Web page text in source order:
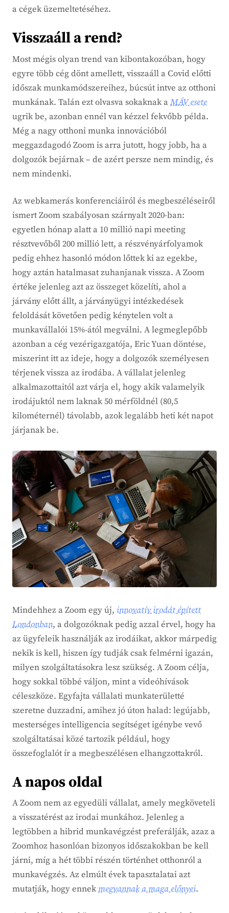
a cégek üzemeltetéséhez.
Visszaáll a rend?
Most mégis olyan trend van kibontakozóban, hogy
egyre több cég dönt amellett, visszaáll a Covid előtti
időszak munkamódszereihez, búcsút intve az otthoni
munkának. Talán ezt olvasva sokaknak aMÁV esete
ugrik be, azonban ennél van kézzel fekvőbb példa.
Még a nagy otthoni munka innovációból
meggazdagodó Zoom is arra jutott, hogy jobb, ha a
dolgozók bejárnak – de azért persze nem mindig, és
nem mindenki.
Az webkamerás konferenciáiról és megbeszéléseiről
ismert Zoom szabályosan szárnyalt 2020-ban:
egyetlen hónap alatt a 10 millió napi meeting
résztvevőből 200 millió lett, a részvényárfolyamok
pedig ehhez hasonló módon lőttek ki az egekbe,
hogy aztán hatalmasat zuhanjanak vissza. A Zoom
értéke jelenleg azt az összeget közelíti, ahol a
járvány előtt állt, a járványügyi intézkedések
feloldását követően pedig kénytelen volt a
munkavállalói 15%-ától megválni. A legmeglepőbb
azonban a cég vezérigazgatója, Eric Yuan döntése,
miszerint itt az ideje, hogy a dolgozók személyesen
térjenek vissza az irodába. A vállalat jelenleg
alkalmazottaitól azt várja el, hogy akik valamelyik
irodájuktól nem laknak 50 mérföldnél (80,5
kilométernél) távolabb, azok legalább heti két napot
járjanak be.
Mindehhez a Zoom egy új, innovatív irodát épített
Londonban, a dolgozóknak pedig azzal érvel, hogy ha
az ügyfeleik használják az irodáikat, akkor márpedig
nekik is kell, hiszen így tudják csak felmérni igazán,
milyen szolgáltatásokra lesz szükség. A Zoom célja,
hogy sokkal többé váljon, mint a videóhívások
céleszköze. Egyfajta vállalati munkaterületté
szeretne duzzadni, amihez jó úton halad: legújabb,
mesterséges intelligencia segítséget igénybe vevő
szolgáltatásai közé tartozik például, hogy
összefoglalót ír a megbeszélésen elhangzottakról.
A napos oldal
A Zoom nem az egyedüli vállalat, amely megköveteli
a visszatérést az irodai munkához. Jelenleg a
legtöbben a hibrid munkavégzést preferálják, azaz a
Zoomhoz hasonlóan bizonyos időszakokban be kell
járni, míg a hét többi részén történhet otthonról a
munkavégzés. Az elmúlt évek tapasztalatai azt
mutatják, hogy ennekmegvannak a maga előnyei.